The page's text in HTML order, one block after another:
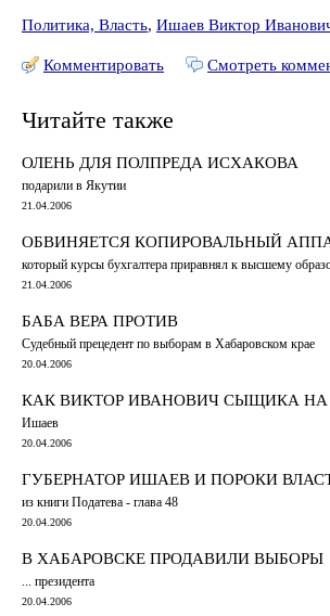
Политика, Власть, Ишаев Виктор
Комментировать Смотреть
Читайте также
ОЛЕНЬ ДЛЯ ПОЛПРЕДА ИСХАКОВА
подарили в Якутии
21.04.2006
ОБВИНЯЕТСЯ КОПИРОВАЛЬНЫЙ
который курсы бухгалтера приравнял к высшему
21.04.2006
БАБА ВЕРА ПРОТИВ
Судебный прецедент по выборам в Хабаровском крае
20.04.2006
КАК ВИКТОР ИВАНОВИЧ СЫЩИКА
Ишаев
20.04.2006
ГУБЕРНАТОР ИШАЕВ И ПОРОКИ
из книги Податева - глава 48
20.04.2006
В ХАБАРОВСКЕ ПРОДАВИЛИ ВЫБОРЫ
... президента
20.04.2006